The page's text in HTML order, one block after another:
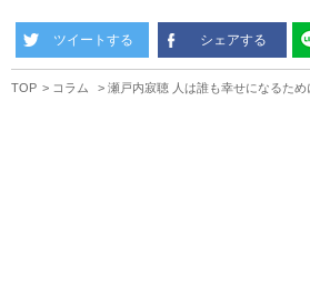
ツイートする シェアする
TOP コラム 瀬戸内寂聴 人は誰も幸せになるた